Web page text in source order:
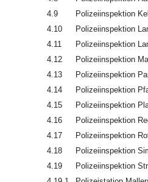
4.9
Polizeiinspektion
4.10
Polizeiinspektion
4.11
Polizeiinspektion
4.12
Polizeiinspektion
4.13
Polizeiinspektion
4.14
Polizeiinspektion
4.15
Polizeiinspektion
4.16
Polizeiinspektion
4.17
Polizeiinspektion
4.18
Polizeiinspektion
4.19
Polizeiinspektion